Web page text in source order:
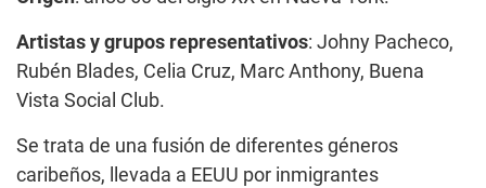
Artistas y grupos representativos: Johny Pacheco,
Rubén Blades, Celia Cruz, Marc Anthony, Buena
Vista Social Club.
Se trata de una fusión de diferentes géneros
caribeños, llevada a EEUU por inmigrantes